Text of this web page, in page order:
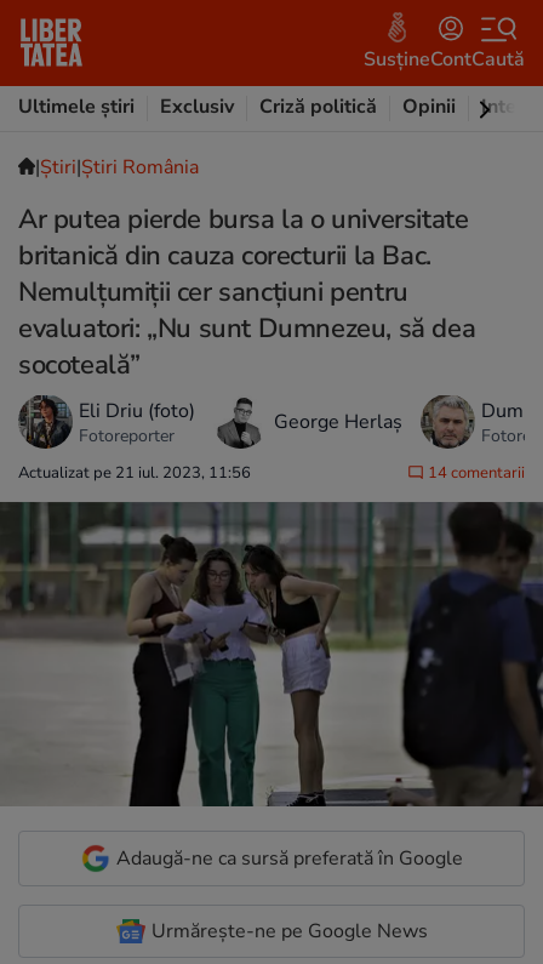
SusțineContCaută
Ultimele știri
Exclusiv Criză politică Opinii
|Ştiri|Știri România
Ar putea pierde bursa la o universitate
britanică din cauza corecturii la Bac.
Nemulțumiții cer sancțiuni pentru
evaluatori: „Nu sunt Dumnezeu, să dea
socoteală”
Eli Driu (foto)
Fotoreporter George Herlaș
Actualizat pe 21 iul. 2023, 11:56 14 comentarii
Adaugă-ne ca sursă preferată în Google
Urmărește-ne pe Google News